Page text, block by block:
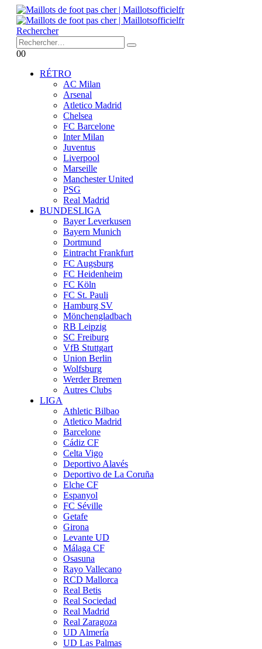
Rechercher
00
RÉTRO
AC Milan
Arsenal
Atletico Madrid
Chelsea
FC Barcelone
Inter Milan
Juventus
Liverpool
Marseille
Manchester United
PSG
Real Madrid
BUNDESLIGA
Bayer Leverkusen
Bayern Munich
Dortmund
Eintracht Frankfurt
FC Augsburg
FC Heidenheim
FC Köln
FC St. Pauli
Hamburg SV
Mönchengladbach
RB Leipzig
SC Freiburg
VfB Stuttgart
Union Berlin
Wolfsburg
Werder Bremen
Autres Clubs
LIGA
Athletic Bilbao
Atletico Madrid
Barcelone
Cádiz CF
Celta Vigo
Deportivo Alavés
Deportivo de La Coruña
Elche CF
Espanyol
FC Séville
Getafe
Girona
Levante UD
Málaga CF
Osasuna
Rayo Vallecano
RCD Mallorca
Real Betis
Real Sociedad
Real Madrid
Real Zaragoza
UD Almería
UD Las Palmas